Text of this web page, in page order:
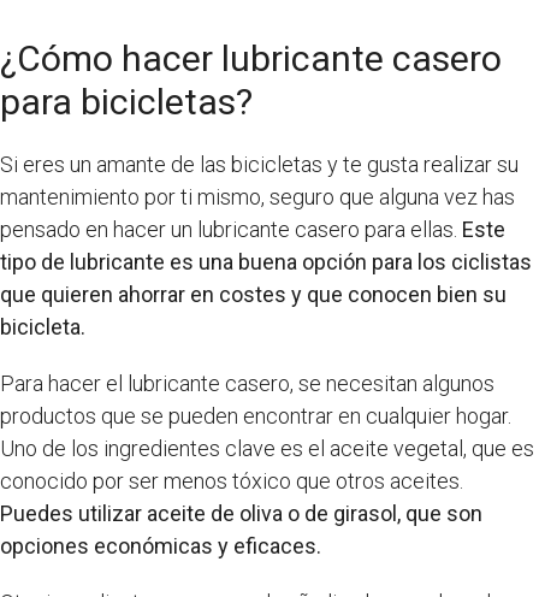
¿Cómo hacer lubricante casero
para bicicletas?
Si eres un amante de las bicicletas y te gusta realizar su
mantenimiento por ti mismo, seguro que alguna vez has
pensado en hacer un lubricante casero para ellas. Este
tipo de lubricante es una buena opción para los ciclistas
que quieren ahorrar en costes y que conocen bien su
bicicleta.
Para hacer el lubricante casero, se necesitan algunos
productos que se pueden encontrar en cualquier hogar.
Uno de los ingredientes clave es el aceite vegetal, que es
conocido por ser menos tóxico que otros aceites.
Puedes utilizar aceite de oliva o de girasol, que son
opciones económicas y eficaces.